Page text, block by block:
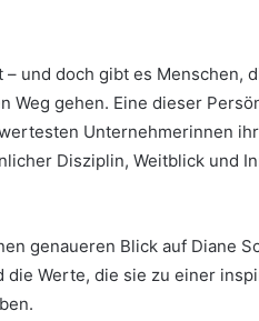
und doch gibt es Menschen,
Weg gehen. Eine dieser
Unternehmerinnen
Disziplin, Weitblick und
genaueren Blick auf Diane
die Werte, die sie zu einer